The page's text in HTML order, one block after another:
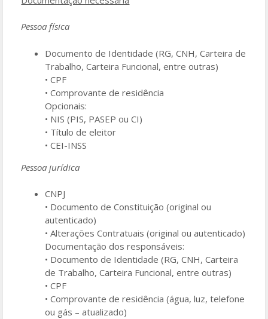
Pessoa física
Documento de Identidade (RG, CNH, Carteira de
Trabalho, Carteira Funcional, entre outras)
• CPF
• Comprovante de residência
Opcionais:
• NIS (PIS, PASEP ou CI)
• Título de eleitor
• CEI-INSS
Pessoa jurídica
CNPJ
• Documento de Constituição (original ou
autenticado)
• Alterações Contratuais (original ou autenticado)
Documentação dos responsáveis:
• Documento de Identidade (RG, CNH, Carteira
de Trabalho, Carteira Funcional, entre outras)
• CPF
• Comprovante de residência (água, luz, telefone
ou gás – atualizado)